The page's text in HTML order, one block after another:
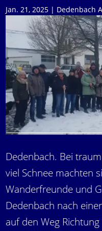
Jan. 21, 2025 | Dedenbach
Dedenbach. Bei
viel Schnee machten
Wanderfreunde und
Dedenbach nach
auf den Weg